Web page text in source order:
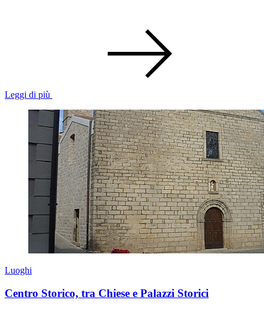
Leggi di più
Luoghi
Centro Storico, tra Chiese e Palazzi Storici